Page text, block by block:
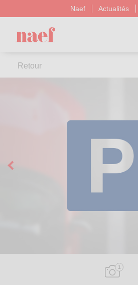
Naef Actualités
Retour
1